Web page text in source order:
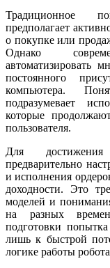
Традиционное
предполагает
о покупке или
Однако
автоматизировать
постоянного
компьютера.
подразумевает
которые
пользователя.
Для достижения
предварительно
и исполнения
доходности. Это
моделей и
на разных
подготовки
лишь к быстрой
логике работы